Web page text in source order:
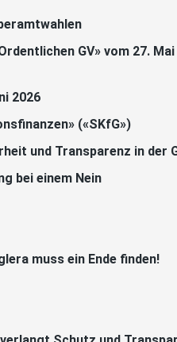
GV» vom 27.
2026
(«SKfG»)
und Transparenz in der
bei einem Nein
muss ein Ende finden!